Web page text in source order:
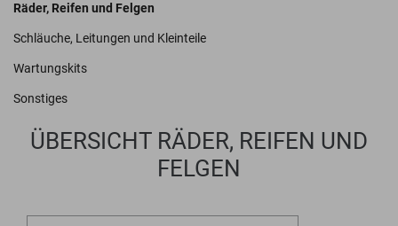
Räder, Reifen und Felgen
Schläuche, Leitungen und Kleinteile
Wartungskits
Sonstiges
ÜBERSICHT RÄDER, REIFEN UND
FELGEN